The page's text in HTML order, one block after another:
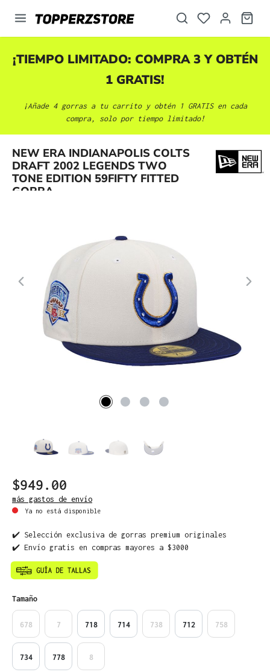
principal
¡TIEMPO LIMITADO: COMPRA 3 Y OBTÉN
1 GRATIS!
¡Añade 4 gorras a tu carrito y obtén 1 GRATIS en cada
compra, solo por tiempo limitado!
NEW ERA INDIANAPOLIS COLTS
DRAFT 2002 LEGENDS TWO
TONE EDITION 59FIFTY FITTED
GORRA
Omitir galería de imágenes
$949.00
más gastos de envío
Ya no está disponible
✔️ Selección exclusiva de gorras premium originales
✔️ Envío gratis en compras mayores a $3000
Seleccione
Tamaño
678 7 718 714 738 712 758
734 778 8